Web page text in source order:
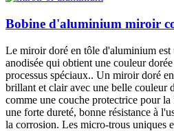
Bobine d'aluminium miroir
Le miroir doré en tôle d'aluminium
anodisée qui obtient une couleur
processus spéciaux.. Un miroir doré
brillant et clair avec une belle couleur
comme une couche protectrice pour
une forte dureté, bonne résistance à
la corrosion. Les micro-trous uniques